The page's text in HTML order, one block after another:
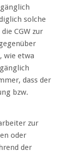
solche
CGW zur
wie etwa
dass der
bzw.
zur
oder
der